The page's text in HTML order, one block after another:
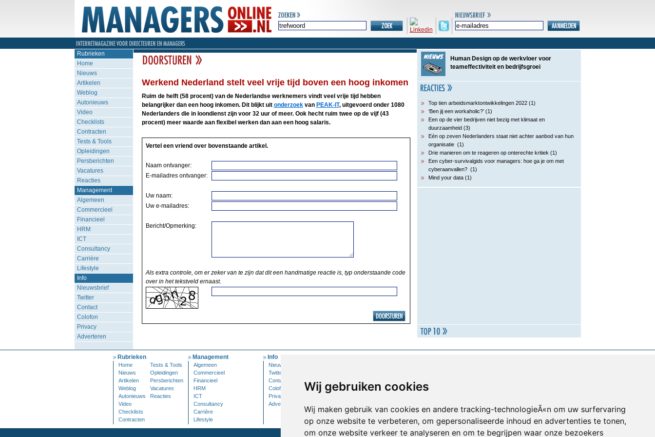
Wij gebruiken cookies
Wij maken gebruik van cookies en andere tracking-technologieÃ«n om uw surfervaring
op onze website te verbeteren, om gepersonaliseerde inhoud en advertenties te tonen,
om onze website verkeer te analyseren en om te begrijpen waar onze bezoekers
Rubrieken
Home
Nieuws
Artikelen
Weblog
Autonieuws
Video
Checklists
Contracten
Tests & Tools
Opleidingen
Persberichten
Vacatures
Reacties
Management
Algemeen
Commercieel
Financieel
HRM
ICT
Consultancy
Carrière
Lifestyle
Info
Nieuwsbrief
Twitter
Contact
Colofon
Privacy
Adverteren
Werkend Nederland stelt veel vrije tijd boven een hoog inkomen
Ruim de helft (58 procent) van de Nederlandse werknemers vindt veel vrije tijd hebben
belangrijker dan een hoog inkomen. Dit blijkt uit onderzoekvan PEAK-IT, uitgevoerd onder 1080
Nederlanders die in loondienst zijn voor 32 uur of meer. Ook hecht ruim twee op de vijf (43
procent) meer waarde aan flexibel werken dan aan een hoog salaris.
Vertel een vriend over bovenstaande artikel.
Naam ontvanger:
E-mailadres ontvanger:
Uw naam:
Uw e-mailadres:
Bericht/Opmerking:
Als extra controle, om er zeker van te zijn dat dit een handmatige reactie is, typ onderstaande code
over in het tekstveld ernaast.
Human Design op de werkvloer voor
teameffectiviteit en bedrijfsgroei
Top tien arbeidsmarktontwikkelingen 2022 (1)
‘Ben jij een workaholic?’ (1)
Een op de vier bedrijven niet bezig met klimaat en
duurzaamheid (3)
Eén op zeven Nederlanders staat niet achter aanbod van hun
organisatie (1)
Drie manieren om te reageren op onterechte kritiek (1)
Een cyber-survivalgids voor managers: hoe ga je om met
cyberaanvallen? (1)
Mind your data (1)
Rubrieken
Home
Tests & Tools
Nieuws
Opleidingen
Artikelen
Persberichten
Weblog
Vacatures
Autonieuws
Reacties
Video
Checklists
Contracten
Management
Algemeen
Commercieel
Financieel
HRM
ICT
Consultancy
Carrière
Lifestyle
Info
Nieuwsbrief
Twitter
Contact
Colofon
Privacy
Adverteren